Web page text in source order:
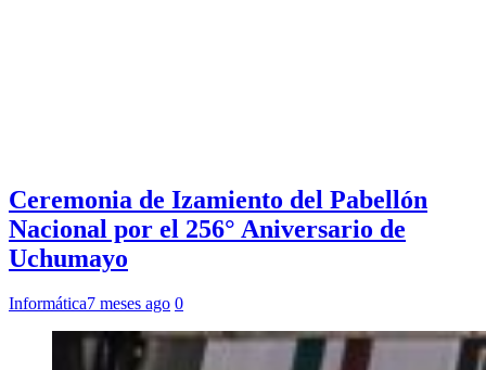
Ceremonia de Izamiento del Pabellón
Nacional por el 256° Aniversario de
Uchumayo
Informática7 meses ago 0